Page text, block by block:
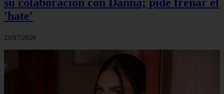
'hate'
23/07/2026